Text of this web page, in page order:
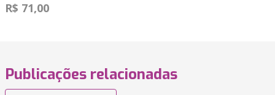
R$ 71,00
Publicações relacionadas